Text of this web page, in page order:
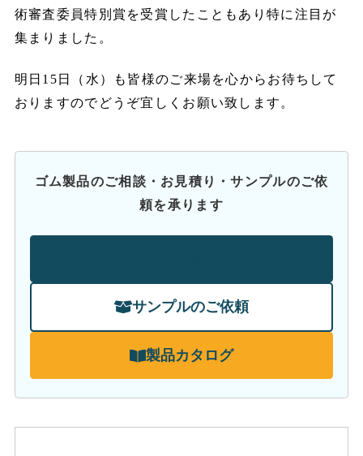
術審査委員特別賞を受賞したこともあり特に注目が
集まりました。
明日15日（水）も皆様のご来場を心からお待ちして
おりますのでどうぞ宜しくお願い致します。
ゴム製品のご相談・お見積り・サンプルのご依
頼を承ります
サンプルのご依頼
製品カタログ